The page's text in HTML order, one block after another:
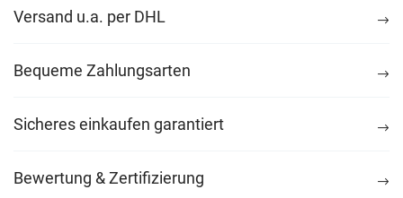
Versand u.a. per DHL
Bequeme Zahlungsarten
Sicheres einkaufen garantiert
Bewertung & Zertifizierung